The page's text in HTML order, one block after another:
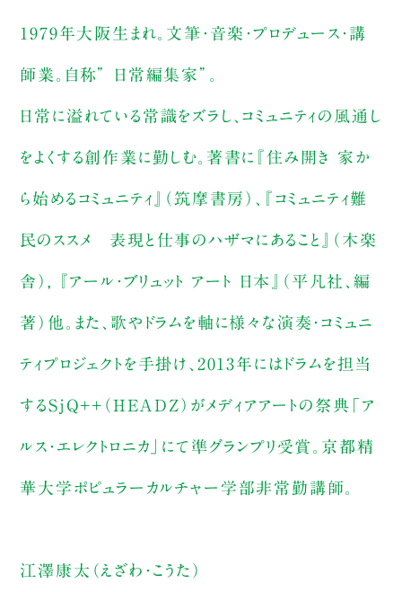
1979年大阪生まれ。文筆・音楽・プロデュース・講
師業。自称” 日常編集家”。
日常に溢れている常識をズラし、コミュニティの風通し
をよくする創作業に勤しむ。著書に『住み開き 家か
ら始めるコミュニティ』（筑摩書房）、『コミュニティ難
民のススメ 表現と仕事のハザマにあること』（木楽
舎）, 『アール・ブリュット アート 日本』（平凡社、編
著）他。また、歌やドラムを軸に様々な演奏・コミュニ
ティプロジェクトを手掛け、2013年にはドラムを担当
するSjQ++（HEADZ）がメディアアートの祭典「ア
ルス・エレクトロニカ」にて準グランプリ受賞。京都精
華大学ポピュラーカルチャー学部非常勤講師。
江澤康太（えざわ・こうた）